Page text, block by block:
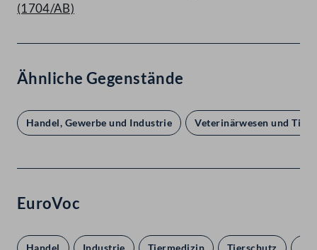
(1704/AB)
Ähnliche Gegenstände
Handel, Gewerbe und Industrie Veterinärwesen und
EuroVoc
Handel Industrie Tiermedizin Tierschutz